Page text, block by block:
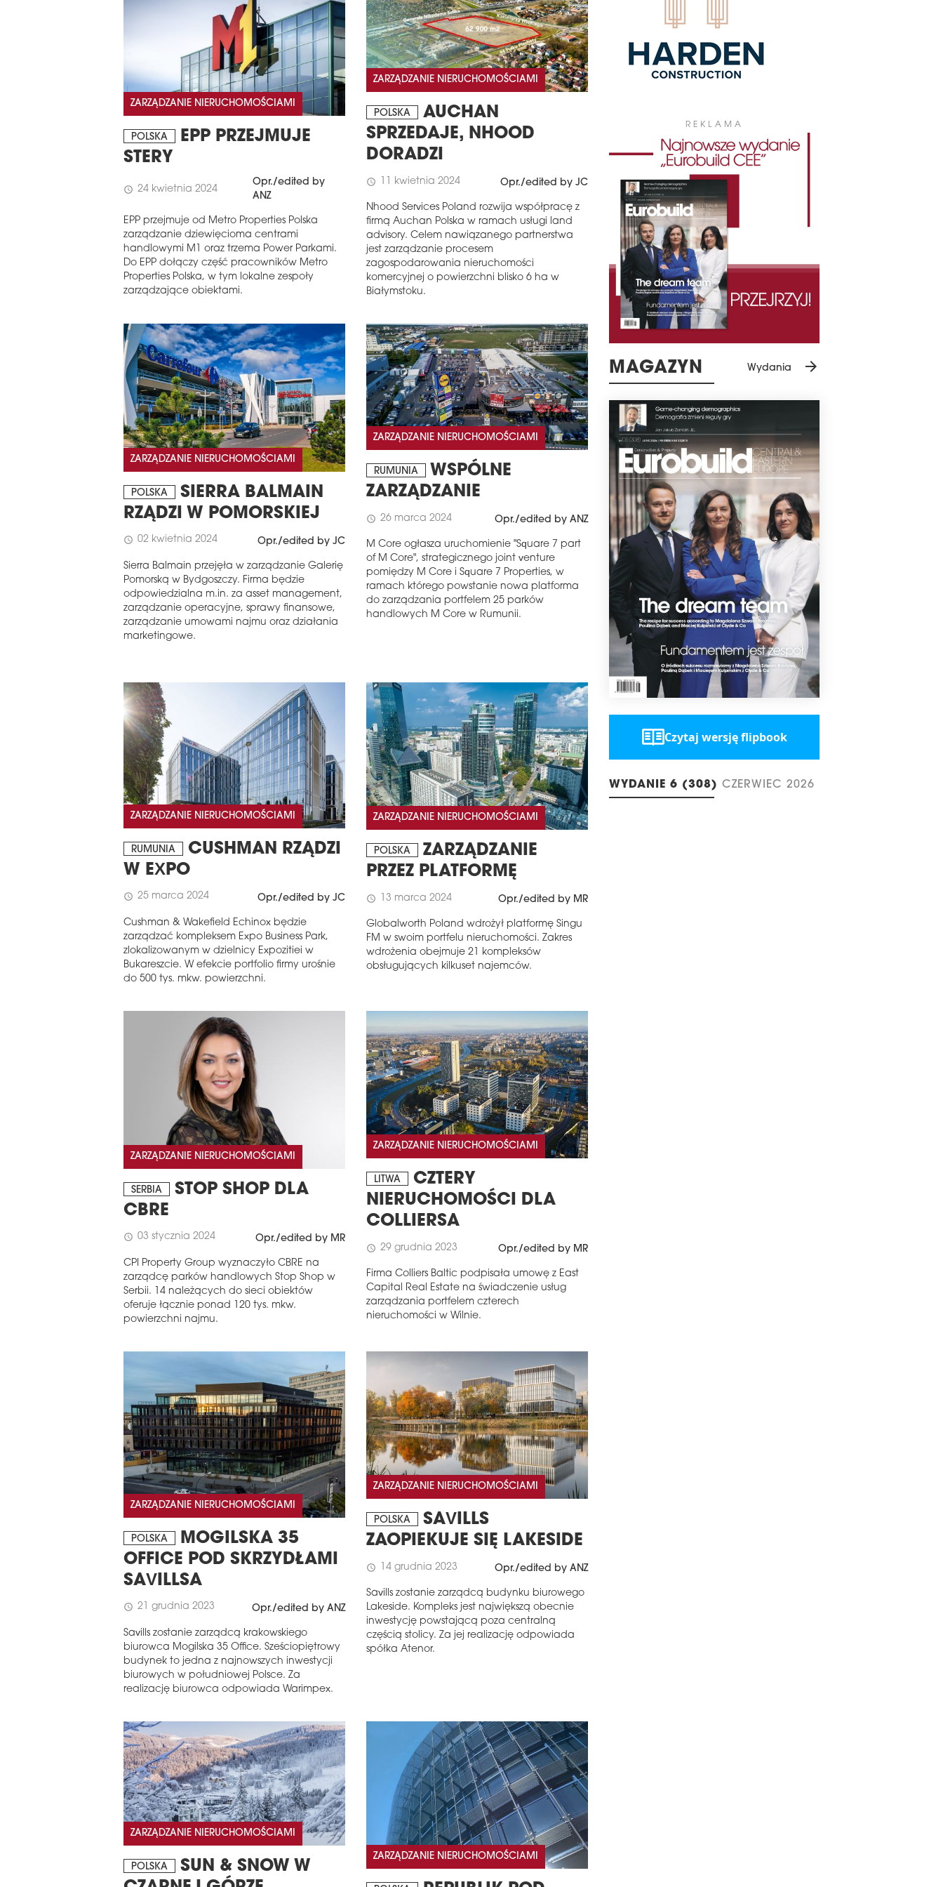
ZARZĄDZANIE NIERUCHOMOŚCIAMI
POLSKA
EPP PRZEJMUJE
STERY
schedule 24 kwietnia 2024
Opr./edited by
ANZ
EPP przejmuje od Metro Properties Polska
zarządzanie dziewięcioma centrami
handlowymi M1 oraz trzema Power Parkami.
Do EPP dołączy część pracowników Metro
Properties Polska, w tym lokalne zespoły
zarządzające obiektami.
ZARZĄDZANIE NIERUCHOMOŚCIAMI
POLSKA
AUCHAN
SPRZEDAJE, NHOOD
DORADZI
schedule 11 kwietnia 2024 Opr./edited by JC
Nhood Services Poland rozwija współpracę z
firmą Auchan Polska w ramach usługi land
advisory. Celem nawiązanego partnerstwa
jest zarządzanie procesem
zagospodarowania nieruchomości
komercyjnej o powierzchni blisko 6 ha w
Białymstoku.
ZARZĄDZANIE NIERUCHOMOŚCIAMI
POLSKA
SIERRA BALMAIN
RZĄDZI W POMORSKIEJ
schedule 02 kwietnia 2024 Opr./edited by JC
Sierra Balmain przejęła w zarządzanie Galerię
Pomorską w Bydgoszczy. Firma będzie
odpowiedzialna m.in. za asset management,
zarządzanie operacyjne, sprawy finansowe,
zarządzanie umowami najmu oraz działania
marketingowe.
ZARZĄDZANIE NIERUCHOMOŚCIAMI
RUMUNIA
WSPÓLNE
ZARZĄDZANIE
schedule 26 marca 2024 Opr./edited by ANZ
M Core ogłasza uruchomienie "Square 7 part
of M Core", strategicznego joint venture
pomiędzy M Core i Square 7 Properties, w
ramach którego powstanie nowa platforma
do zarządzania portfelem 25 parków
handlowych M Core w Rumunii.
ZARZĄDZANIE NIERUCHOMOŚCIAMI
RUMUNIA
CUSHMAN RZĄDZI
W EXPO
schedule 25 marca 2024 Opr./edited by JC
Cushman & Wakefield Echinox będzie
zarządzać kompleksem Expo Business Park,
zlokalizowanym w dzielnicy Expozitiei w
Bukareszcie. W efekcie portfolio firmy urośnie
do 500 tys. mkw. powierzchni.
ZARZĄDZANIE NIERUCHOMOŚCIAMI
POLSKA
ZARZĄDZANIE
PRZEZ PLATFORMĘ
schedule 13 marca 2024 Opr./edited by MR
Globalworth Poland wdrożył platformę Singu
FM w swoim portfelu nieruchomości. Zakres
wdrożenia obejmuje 21 kompleksów
obsługujących kilkuset najemców.
ZARZĄDZANIE NIERUCHOMOŚCIAMI
SERBIA
STOP SHOP DLA
CBRE
schedule 03 stycznia 2024 Opr./edited by MR
CPI Property Group wyznaczyło CBRE na
zarządcę parków handlowych Stop Shop w
Serbii. 14 należących do sieci obiektów
oferuje łącznie ponad 120 tys. mkw.
powierzchni najmu.
ZARZĄDZANIE NIERUCHOMOŚCIAMI
LITWA
CZTERY
NIERUCHOMOŚCI DLA
COLLIERSA
schedule 29 grudnia 2023 Opr./edited by MR
Firma Colliers Baltic podpisała umowę z East
Capital Real Estate na świadczenie usług
zarządzania portfelem czterech
nieruchomości w Wilnie.
ZARZĄDZANIE NIERUCHOMOŚCIAMI
POLSKA
MOGILSKA 35
OFFICE POD SKRZYDŁAMI
SAVILLSA
schedule 21 grudnia 2023 Opr./edited by ANZ
Savills zostanie zarządcą krakowskiego
biurowca Mogilska 35 Office. Sześciopiętrowy
budynek to jedna z najnowszych inwestycji
biurowych w południowej Polsce. Za
realizację biurowca odpowiada Warimpex.
ZARZĄDZANIE NIERUCHOMOŚCIAMI
POLSKA
SAVILLS
ZAOPIEKUJE SIĘ LAKESIDE
schedule 14 grudnia 2023 Opr./edited by ANZ
Savills zostanie zarządcą budynku biurowego
Lakeside. Kompleks jest największą obecnie
inwestycję powstającą poza centralną
częścią stolicy. Za jej realizację odpowiada
spółka Atenor.
ZARZĄDZANIE NIERUCHOMOŚCIAMI
POLSKA
SUN & SNOW W
ZARZĄDZANIE NIERUCHOMOŚCIAMI
REKLAMA
MAGAZYN